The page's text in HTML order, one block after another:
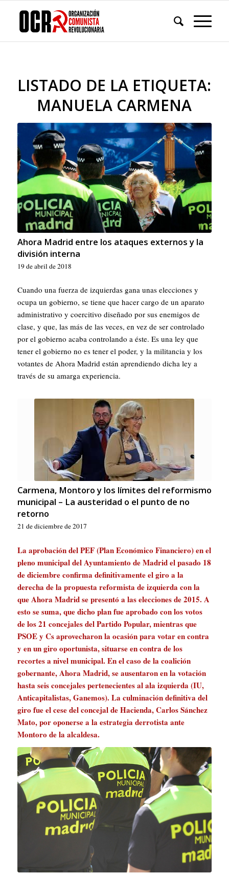
LISTADO DE LA ETIQUETA:
MANUELA CARMENA
Ahora Madrid entre los ataques externos y la
división interna
19 de abril de 2018
Cuando una fuerza de izquierdas gana unas elecciones y
ocupa un gobierno, se tiene que hacer cargo de un aparato
administrativo y coercitivo diseñado por sus enemigos de
clase, y que, las más de las veces, en vez de ser controlado
por el gobierno acaba controlando a éste. Es una ley que
tener el gobierno no es tener el poder, y la militancia y los
votantes de Ahora Madrid están aprendiendo dicha ley a
través de su amarga experiencia.
Carmena, Montoro y los límites del reformismo
municipal – La austeridad o el punto de no
retorno
21 de diciembre de 2017
La aprobación del PEF (Plan Económico Financiero) en el
pleno municipal del Ayuntamiento de Madrid el pasado 18
de diciembre confirma definitivamente el giro a la
derecha de la propuesta reformista de izquierda con la
que Ahora Madrid se presentó a las elecciones de 2015. A
esto se suma, que dicho plan fue aprobado con los votos
de los 21 concejales del Partido Popular, mientras que
PSOE y Cs aprovecharon la ocasión para votar en contra
y en un giro oportunista, situarse en contra de los
recortes a nivel municipal. En el caso de la coalición
gobernante, Ahora Madrid, se ausentaron en la votación
hasta seis concejales pertenecientes al ala izquierda (IU,
Anticapitalistas, Ganemos). La culminación definitiva del
giro fue el cese del concejal de Hacienda, Carlos Sánchez
Mato, por oponerse a la estrategia derrotista ante
Montoro de la alcaldesa.